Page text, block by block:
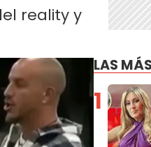
reality y
LAS
1